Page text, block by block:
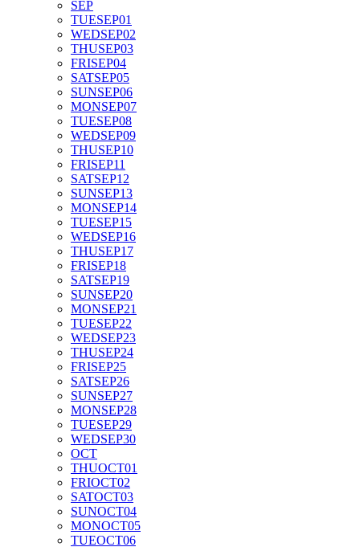
SEP
TUESEP01
WEDSEP02
THUSEP03
FRISEP04
SATSEP05
SUNSEP06
MONSEP07
TUESEP08
WEDSEP09
THUSEP10
FRISEP11
SATSEP12
SUNSEP13
MONSEP14
TUESEP15
WEDSEP16
THUSEP17
FRISEP18
SATSEP19
SUNSEP20
MONSEP21
TUESEP22
WEDSEP23
THUSEP24
FRISEP25
SATSEP26
SUNSEP27
MONSEP28
TUESEP29
WEDSEP30
OCT
THUOCT01
FRIOCT02
SATOCT03
SUNOCT04
MONOCT05
TUEOCT06